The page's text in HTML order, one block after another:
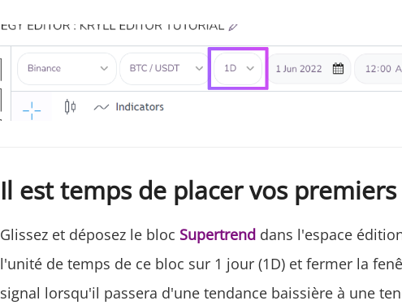
Il est temps de placer vos premiers
Glissez et déposez le bloc Supertrend dans l'espace
l'unité de temps de ce bloc sur 1 jour (1D) et fermer la
signal lorsqu'il passera d'une tendance baissière à une